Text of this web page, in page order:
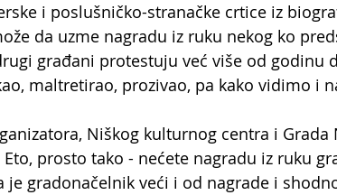
i poslušničko-stranačke crtice iz
da uzme nagradu iz ruku nekog ko
građani protestuju već više od godinu
maltretirao, prozivao, pa kako vidimo i
Niškog kulturnog centra i Grada
prosto tako - nećete nagradu iz ruku
je gradonačelnik veći i od nagrade i